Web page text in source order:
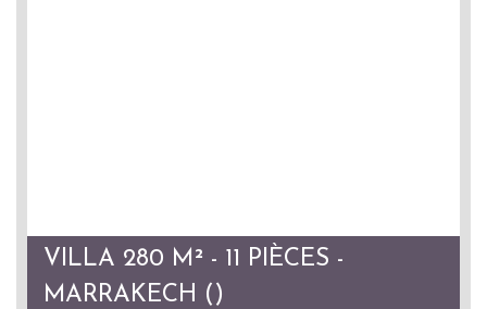
VILLA 280 M² - 11 PIÈCES -
MARRAKECH ()